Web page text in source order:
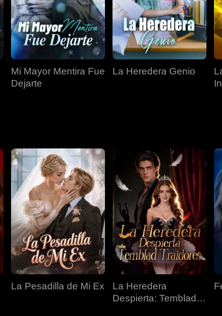
Mi Mayor Mentira Fue
Dejarte
La Heredera Genio
La Pesadilla de Mi Ex
La Heredera
Despierta: Temblad